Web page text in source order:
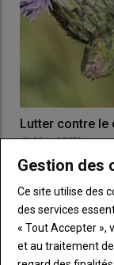
Lutter contre le
16 avril 2025
dernière feuille
Gestion des
Ce site utilise des
des services
« Tout Accepter »,
et au traitement